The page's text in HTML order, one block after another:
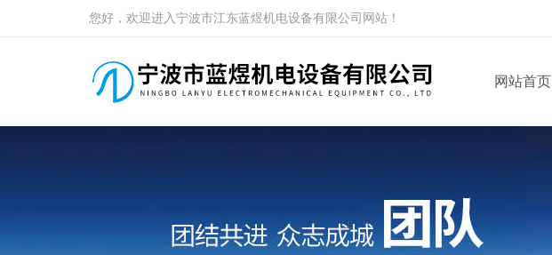
您好，欢迎进入宁波市江东蓝煜机电设备有限公司网站！
网站首页